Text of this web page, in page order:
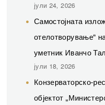
јули 24, 2026
Самостојната
отелотворување“
уметник Иванчо
јули 18, 2026
Конзерваторско-
објектот